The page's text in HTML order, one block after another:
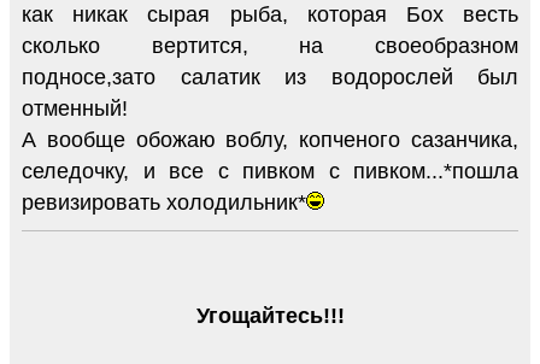
как никак сырая рыба, которая Бох весть
сколько вертится, на своеобразном
подносе,зато салатик из водорослей был
отменный!
А вообще обожаю воблу, копченого сазанчика,
селедочку, и все с пивком с пивком...*пошла
ревизировать холодильник*
Угощайтесь!!!